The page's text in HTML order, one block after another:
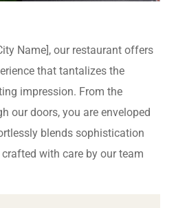
Name], our restaurant offers
that tantalizes the
impression. From the
our doors, you are enveloped
blends sophistication
with care by our team